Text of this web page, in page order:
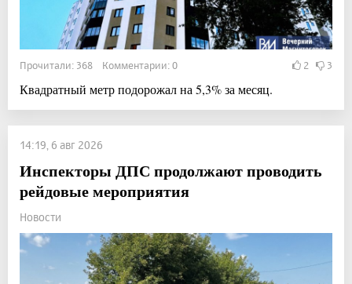
Прочитали: 368 Комментарии: 0 2 3
Квадратный метр подорожал на 5,3% за месяц.
14:19, 6 авг 2026
Инспекторы ДПС продолжают проводить
рейдовые мероприятия
Новости